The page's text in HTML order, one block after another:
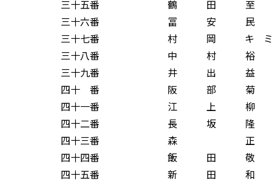
三十五番 鶴 田 至
三十六番 冨 安 民
三十七番 村 岡 キ ミ
三十八番 中 村 裕
三十九番 井 出 益
四十 番 阪 部 菊
四十一番 江 上 柳
四十二番 長 坂 隆
四十三番 森 正
四十四番 飯 田 敬
四十五番 新 田 和